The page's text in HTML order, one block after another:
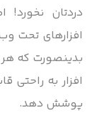
دردتان نخورد!
افزارهای تحت
بدینصورت که هر
افزار به راحتی
پوشش دهد.